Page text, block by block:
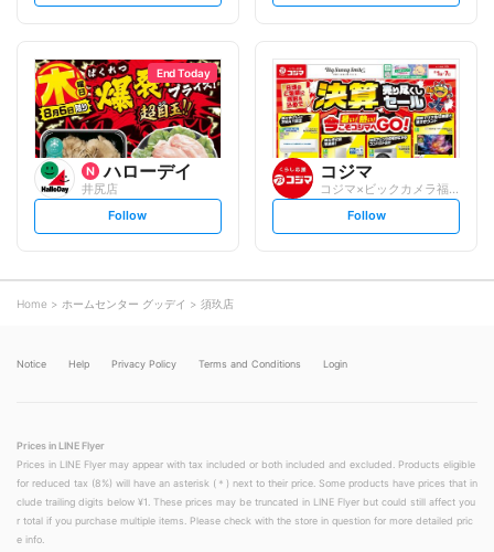
t
l
o
w
t
o
w
End Today
ハローデイ
井尻店
s
t
o
w
Follow
コジマ
s
t
Follow
Home ホームセンター グッデイ 須玖店
Notice Help Privacy Policy Terms and Conditions Login
Prices in LINE Flyer
Prices in LINE Flyer may appear with tax included or both included and excluded. Products eligible
for reduced tax (8%) will have an asterisk (＊) next to their price. Some products have prices that in
clude trailing digits below ¥1. These prices may be truncated in LINE Flyer but could still affect you
r total if you purchase multiple items. Please check with the store in question for more detailed pric
e info.